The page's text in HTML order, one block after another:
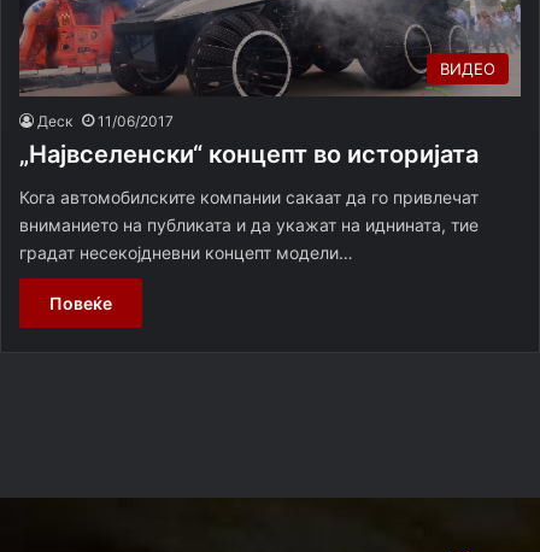
ВИДЕО
Деск 11/06/2017
„Највселенски“ концепт во историјата
Кога автомобилските компании сакаат да го привлечат
вниманието на публиката и да укажат на иднината, тие
градат несекојдневни концепт модели…
Повеќе